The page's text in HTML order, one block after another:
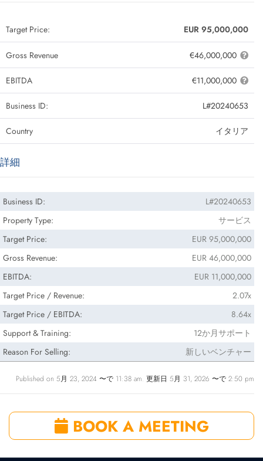
Target Price: EUR 95,000,000
Gross Revenue €46,000,000
EBITDA €11,000,000
Business ID: L#20240653
Country イタリア
詳細
Business ID:
L#20240653
Property Type:
サービス
Target Price:
EUR 95,000,000
Gross Revenue:
EUR 46,000,000
EBITDA:
EUR 11,000,000
Target Price / Revenue:
2.07x
Target Price / EBITDA:
8.64x
Support & Training:
12か月サポート
Reason For Selling:
新しいベンチャー
Published on 5月 23, 2024 〜で 11:38 am. 更新日 5月 31, 2026 〜で 2:50 pm
BOOK A MEETING